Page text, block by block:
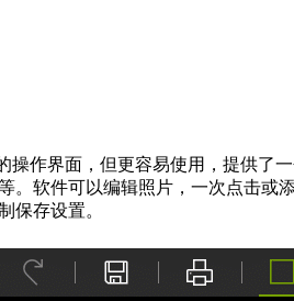
作界面，但更容易使用，提供了
软件可以编辑照片，一次点击或
保存设置。